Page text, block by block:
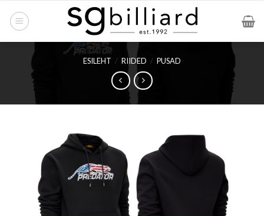
ESILEHT / RIIDED / PUSAD